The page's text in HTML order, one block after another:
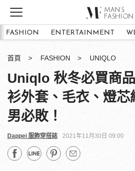
FASHION ENTERTAINMENT
首頁 FASHION UNIQLO
Uniqlo 秋冬必買商
衫外套、毛衣、燈芯
男必敗！
Dappei 服飾穿搭誌 2021年11月30日 09:00